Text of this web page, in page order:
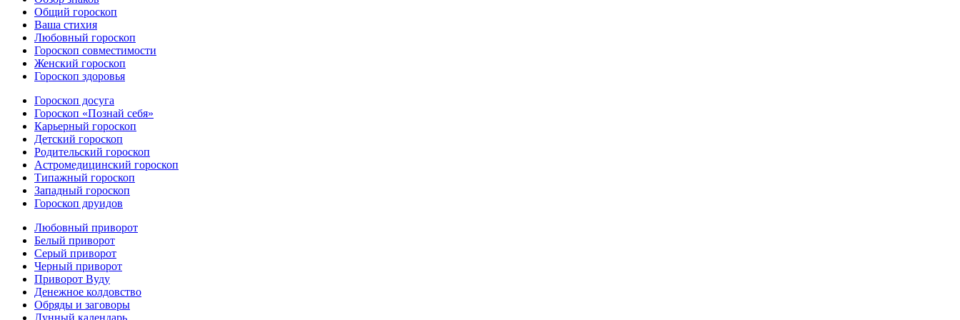
Общий гороскоп
Ваша стихия
Любовный гороскоп
Гороскоп совместимости
Женский гороскоп
Гороскоп здоровья
Гороскоп досуга
Гороскоп «Познай себя»
Карьерный гороскоп
Детский гороскоп
Родительский гороскоп
Астромедицинский гороскоп
Типажный гороскоп
Западный гороскоп
Гороскоп друидов
Любовный приворот
Белый приворот
Серый приворот
Черный приворот
Приворот Вуду
Денежное колдовство
Обряды и заговоры
Лунный календарь